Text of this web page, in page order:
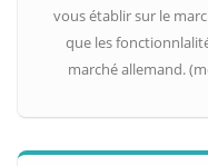
vous établir sur le
que les
marché allemand.